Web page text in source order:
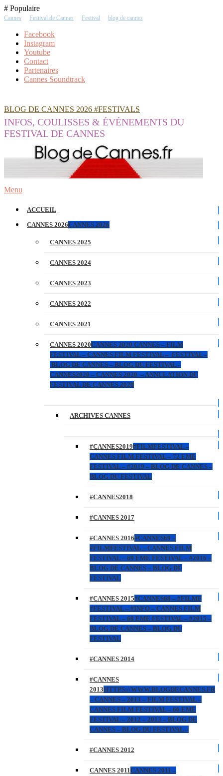
Skip
To
# Populaire
Cannes Festival de Cannes Festival blog de cannes
Facebook
Instagram
Youtube
Contact
Partenaires
Cannes Soundtrack
BLOG DE CANNES 2026 #FESTIVALS
INFOS, COULISSES & ÉVÉNEMENTS DU
FESTIVAL DE CANNES
Menu
ACCUEIL
CANNES 2026CANNES 2026
CANNES 2025
CANNES 2024
CANNES 2023
CANNES 2022
CANNES 2021
CANNES 2020CANNES 2020 CANNES – FILM
FESTIVAL – CANNES FILM FESTIVAL – FESTIVAL –
BLOG DE CANNES – BLOG DU FESTIVAL –
CANNES2020 – CANNES 2020 – ANNULATION DU
FESTIVAL DE CANNES 2020
ARCHIVES CANNES
#CANNES2019#FILMFESTIVAL –
CANNES FILM FESTIVAL – 72 EME
FESTIVAL – #2019 – BLOG DE CANNES –
BLOG DU FESTIVAL
#CANNES2018
#CANNES 2017
#CANNES 2016#CANNES69 –
#FILMFESTIVAL – CANNES FILM
FESTIVAL – 69 EME FESTIVAL – #2016 –
BLOG DE CANNES – BLOG DU
FESTIVAL
#CANNES 2015#CANNES68 – #FILMF
#FESTIVAL – #INFO – CANNES FILM
FESTIVAL – 68 EME FESTIVAL – #2015 –
BLOG DE CANNES – BLOG DU
FESTIVAL
#CANNES 2014
#CANNES
2013HTTPS://WWW.BLOGDECANNES.FR
– CANNES – 2013 – FILM FESTIVAL –
CANNES FILM FESTIVAL – 66 EME
FESTIVAL – 2012 – 2013 – BLOG DE
CANNES – BLOG DU FESTIVAL –
#CANNES 2012
CANNES 2011CANNES 2011 –